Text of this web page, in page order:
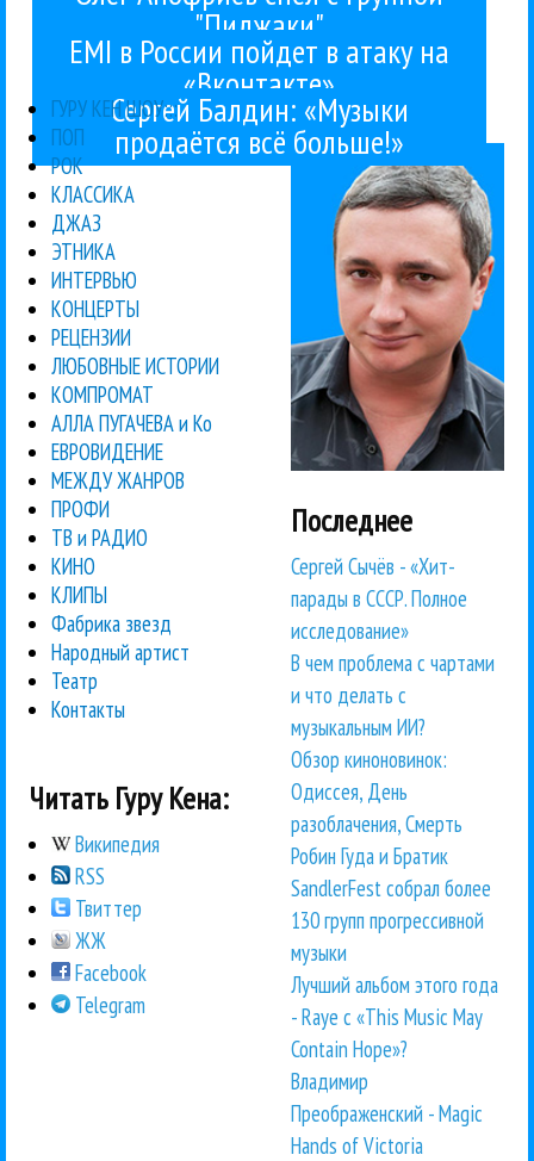
"Пиджаки"
EMI в России пойдет в атаку на
«Вконтакте»
Сергей Балдин: «Музыки
продаётся всё больше!»
ГУРУ КЕН ШОУ:::
ПОП
РОК
КЛАССИКА
ДЖАЗ
ЭТНИКА
ИНТЕРВЬЮ
КОНЦЕРТЫ
РЕЦЕНЗИИ
ЛЮБОВНЫЕ ИСТОРИИ
КОМПРОМАТ
АЛЛА ПУГАЧЕВА и Ко
ЕВРОВИДЕНИЕ
МЕЖДУ ЖАНРОВ
ПРОФИ
ТВ и РАДИО
КИНО
КЛИПЫ
Фабрика звезд
Народный артист
Театр
Контакты
Читать Гуру Кена:
Википедия
RSS
Твиттер
ЖЖ
Facebook
Telegram
Гуру Кен
Последнее
Сергей Сычёв - «Хит-
парады в СССР. Полное
исследование»
В чем проблема с чартами
и что делать с
музыкальным ИИ?
Обзор киноновинок:
Одиссея, День
разоблачения, Смерть
Робин Гуда и Братик
SandlerFest собрал более
130 групп прогрессивной
музыки
Лучший альбом этого года
- Raye с «This Music May
Contain Hope»?
Владимир
Преображенский - Magic
Hands of Victoria